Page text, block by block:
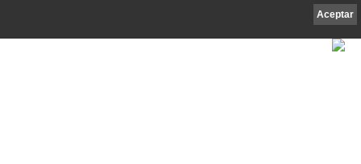
Aceptar